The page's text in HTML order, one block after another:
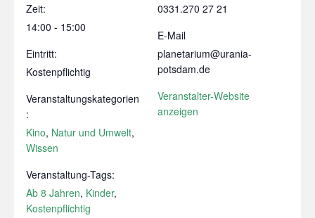
Zeit:
14:00 - 15:00
Eintritt:
Kostenpflichtig
Veranstaltungskategorien
:
Kino, Natur und Umwelt,
Wissen
Veranstaltung-Tags:
Ab 8 Jahren, Kinder,
Kostenpflichtig
0331.270 27 21
E-Mail
planetarium@urania-
potsdam.de
Veranstalter-Website
anzeigen